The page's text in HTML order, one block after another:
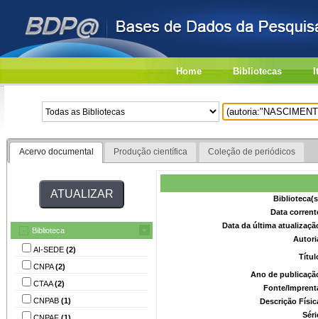
Home Bibliotecas
Acervo documental Produção científica Coleção de periódicos
Biblioteca
AI-SEDE (2)
CNPA(2)
CTAA(2)
CNPAB (1)
CNPAF (1)
Data
Data da última
Ano de
Fonte/
Descrição